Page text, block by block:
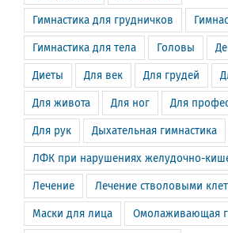
Гимнастика для грудничков
Гимнастика для тела Головы
Диеты Для век Для грудей
Для живота Для ног Для
Для рук Дыхательная гимнастика
ЛФК при нарушениях желудочно-
Лечение Лечение стволовыми
Маски для лица Омолаживающая